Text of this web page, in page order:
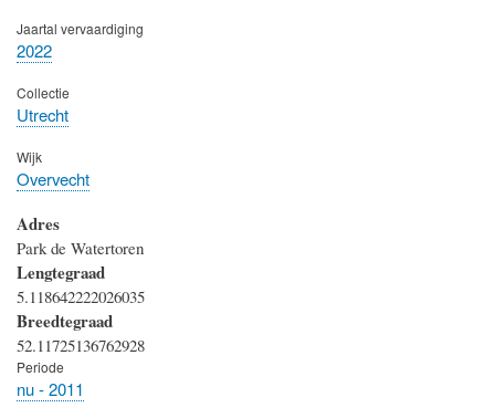
Jaartal vervaardiging
2022
Collectie
Utrecht
Wijk
Overvecht
Adres
Park de Watertoren
Lengtegraad
5.118642222026035
Breedtegraad
52.11725136762928
Periode
nu - 2011